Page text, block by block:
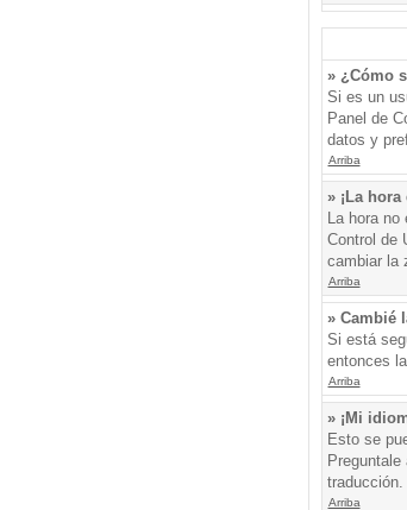
» ¿Cómo
Si es un
Panel de
datos y
Arriba
» ¡La
La hora
Control de
cambiar la
Arriba
» Cambié
Si está
entonces
Arriba
» ¡Mi
Esto se
Arriba